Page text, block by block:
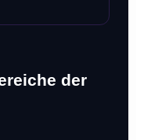
der